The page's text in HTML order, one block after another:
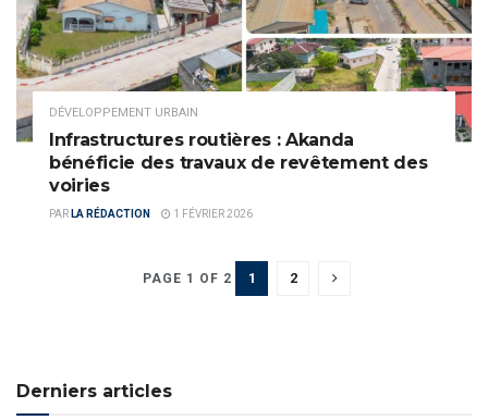
DÉVELOPPEMENT URBAIN
Infrastructures routières : Akanda
bénéficie des travaux de revêtement des
voiries
PAR LA RÉDACTION 1 FÉVRIER 2026
PAGE 1 OF 2 1 2
Derniers articles